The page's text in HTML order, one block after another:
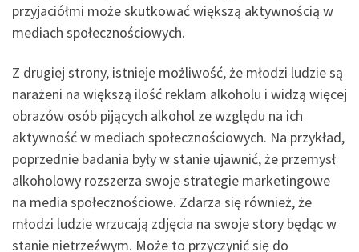
przyjaciółmi może skutkować większą aktywnością w
mediach społecznościowych.
Z drugiej strony, istnieje możliwość, że młodzi ludzie są
narażeni na większą ilość reklam alkoholu i widzą więcej
obrazów osób pijących alkohol ze względu na ich
aktywność w mediach społecznościowych. Na przykład,
poprzednie badania były w stanie ujawnić, że przemysł
alkoholowy rozszerza swoje strategie marketingowe
na media społecznościowe. Zdarza się również, że
młodzi ludzie wrzucają zdjęcia na swoje story będąc w
stanie nietrzeźwym. Może to przyczynić się do